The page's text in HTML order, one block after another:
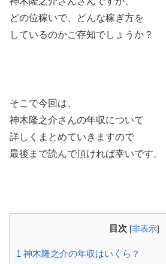
どの位稼いで、どんな稼ぎ方を
しているのかご存知でしょうか？
そこで今回は、
神木隆之介さんの年収について
詳しくまとめていきますので
最後まで読んで頂ければ幸いです。
目次 [非表示]
1 神木隆之介の年収はいくら？